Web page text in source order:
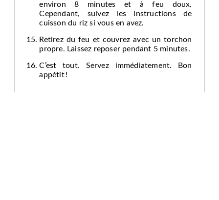
environ 8 minutes et à feu doux.
Cependant, suivez les instructions de
cuisson du riz si vous en avez.
Retirez du feu et couvrez avec un torchon
propre. Laissez reposer pendant 5 minutes.
C’est tout. Servez immédiatement. Bon
appétit !